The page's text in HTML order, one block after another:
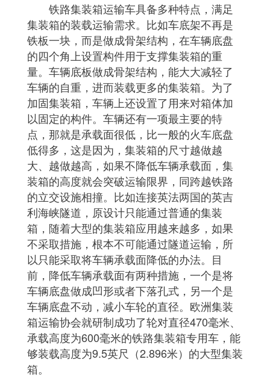
铁路集装箱运输车具备多种特点，满足
集装箱的装载运输需求。比如车底架不再是
铁板一块，而是做成骨架结构，在车辆底盘
的四个角上设置构件用于支撑集装箱的重
量。车辆底板做成骨架结构，能大大减轻了
车辆的自重，进而装载更多的集装箱。为了
加固集装箱，车辆上还设置了用来对箱体加
以固定的构件。车辆还有一项最主要的特
点，那就是承载面很低，比一般的火车底盘
低得多，这是因为，集装箱的尺寸越做越
大、越做越高，如果不降低车辆承载面，集
装箱的高度就会突破运输限界，同跨越铁路
的立交设施相撞。比如连接英法两国的英吉
利海峡隧道，原设计只能通过普通的集装
箱，随着大型的集装箱应用越来越多，如果
不采取措施，根本不可能通过隧道运输，所
以只能采取将车辆承载面降低的办法。目
前，降低车辆承载面有两种措施，一个是将
车辆底盘做成凹形或者下落孔式，另一个是
车辆底盘不动，减小车轮的直径。欧洲集装
箱运输协会就研制成功了轮对直径470毫米、
承载高度为600毫米的铁路集装箱专用车，能
够装载高度为9.5英尺（2.896米）的大型集装
箱。